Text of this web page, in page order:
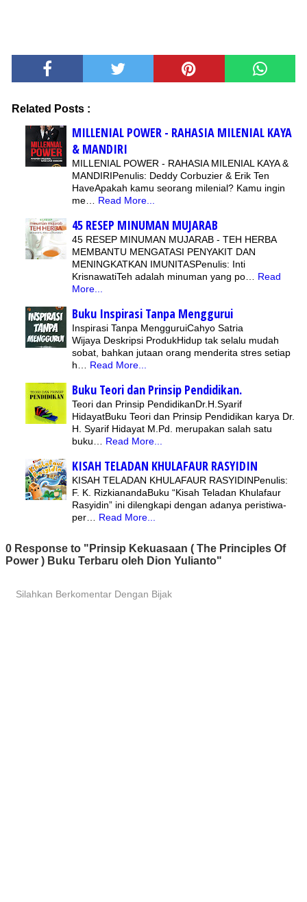
Related Posts :
MILLENIAL POWER - RAHASIA MILENIAL KAYA
& MANDIRI
MILLENIAL POWER - RAHASIA MILENIAL KAYA &
MANDIRIPenulis: Deddy Corbuzier & Erik Ten
HaveApakah kamu seorang milenial? Kamu ingin
me… Read More...
45 RESEP MINUMAN MUJARAB
45 RESEP MINUMAN MUJARAB - TEH HERBA
MEMBANTU MENGATASI PENYAKIT DAN
MENINGKATKAN IMUNITASPenulis: Inti
KrisnawatiTeh adalah minuman yang po… Read
More...
Buku Inspirasi Tanpa Menggurui
Inspirasi Tanpa MengguruiCahyo Satria
Wijaya Deskripsi ProdukHidup tak selalu mudah
sobat, bahkan jutaan orang menderita stres setiap
h… Read More...
Buku Teori dan Prinsip Pendidikan.
Teori dan Prinsip PendidikanDr.H.Syarif
HidayatBuku Teori dan Prinsip Pendidikan karya Dr.
H. Syarif Hidayat M.Pd. merupakan salah satu
buku… Read More...
KISAH TELADAN KHULAFAUR RASYIDIN
KISAH TELADAN KHULAFAUR RASYIDINPenulis:
F. K. RizkianandaBuku “Kisah Teladan Khulafaur
Rasyidin” ini dilengkapi dengan adanya peristiwa-
per… Read More...
0 Response to "Prinsip Kekuasaan ( The Principles Of
Power ) Buku Terbaru oleh Dion Yulianto"
Silahkan Berkomentar Dengan Bijak